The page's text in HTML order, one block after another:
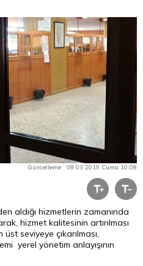
Güncelleme : 08.03.2019 Cuma 10:08
aldığı hizmetlerin zamanında
hizmet kalitesinin artırılması
seviyeye çıkarılması,
yerel yönetim anlayışının